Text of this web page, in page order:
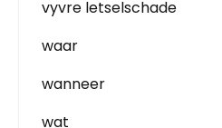
vyvre letselschade
waar
wanneer
wat